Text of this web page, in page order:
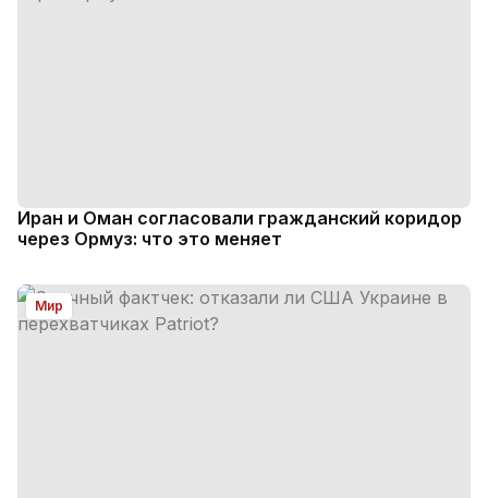
Иран и Оман согласовали гражданский коридор
через Ормуз: что это меняет
Мир